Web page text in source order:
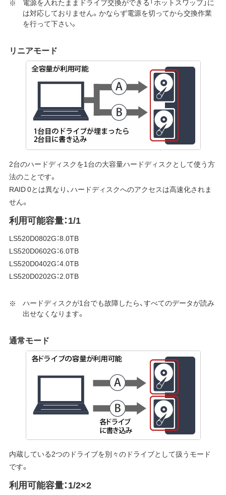
は対応しておりません。かならず電源を切ってから交換作業
を行って下さい。
リニアモード
2台のハードディスクを1台の大容量ハードディスクとして使う方
法のことです。
RAID 0とは異なり、ハードディスクへのアクセスは高速化されま
せん。
利用可能容量：1/1
LS520D0802G：8.0TB
LS520D0602G：6.0TB
LS520D0402G：4.0TB
LS520D0202G：2.0TB
ハードディスクが1台でも故障したら、すべてのデータが読み
出せなくなります。
通常モード
内蔵している2つのドライブを別々のドライブとして扱うモード
です。
利用可能容量：1/2×2